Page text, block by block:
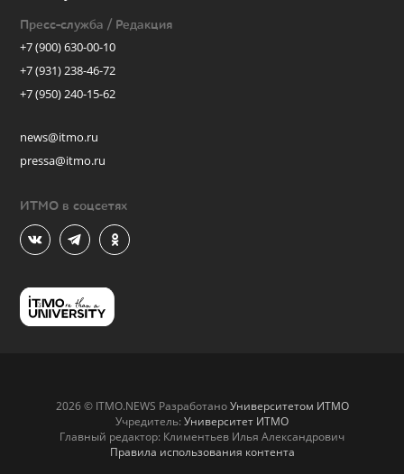
Пресс-служба / Редакция
+7 (900) 630-00-10
+7 (931) 238-46-72
+7 (950) 240-15-62
news@itmo.ru
pressa@itmo.ru
ИТМО в соцсетях
2026 © ITMO.NEWS РазработаноУниверситетом ИТМО
Учредитель: Университет ИТМО
Главный редактор: Климентьев Илья Александрович
Правила использования контента